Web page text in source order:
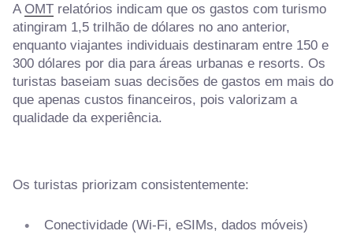
A OMT relatórios indicam que os gastos com turismo
atingiram 1,5 trilhão de dólares no ano anterior,
enquanto viajantes individuais destinaram entre 150 e
300 dólares por dia para áreas urbanas e resorts. Os
turistas baseiam suas decisões de gastos em mais do
que apenas custos financeiros, pois valorizam a
qualidade da experiência.
Os turistas priorizam consistentemente:
Conectividade (Wi-Fi, eSIMs, dados móveis)